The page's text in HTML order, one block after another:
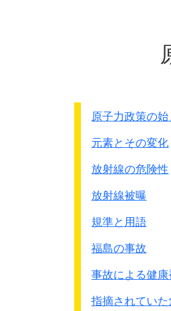
日本中のどの原発も
その場合には、多くの機器・配
最悪のケ－スでは、核暴走や炉
一般論として原発で過酷事故が
米国原子力規制委員会の
・・・・原発震災は、おびただし
国土の何割かを喪失させ、社会を
そして、放射能汚染が地球全体に
・・・・地震活動期に入りつつ
ロシアンル－レットをしているに
この地震列島・原発列島に暮ら
原子力政策の
元素とその変化
放射線の危険性
放射線被曝
規準と用語
福島の事故
事故による健
指摘されてい